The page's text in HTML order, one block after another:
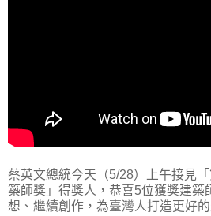
蔡英文總統今天（5/28）上午接見
築師獎」得獎人，恭喜5位獲獎建築
想、繼續創作，為臺灣人打造更好的